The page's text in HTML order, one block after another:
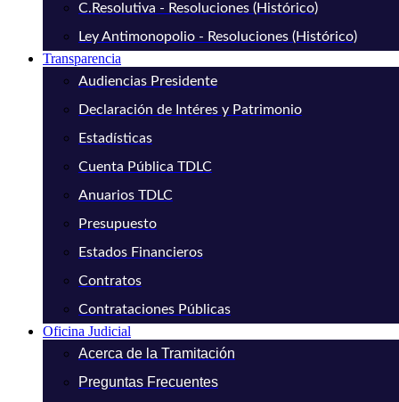
C.Resolutiva - Resoluciones (Histórico)
Ley Antimonopolio - Resoluciones (Histórico)
Transparencia
Audiencias Presidente
Declaración de Intéres y Patrimonio
Estadísticas
Cuenta Pública TDLC
Anuarios TDLC
Presupuesto
Estados Financieros
Contratos
Contrataciones Públicas
Oficina Judicial
Acerca de la Tramitación
Preguntas Frecuentes